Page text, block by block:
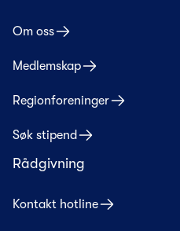
Om oss
Medlemskap
Regionforeninger
Søk stipend
Rådgivning
Kontakt hotline